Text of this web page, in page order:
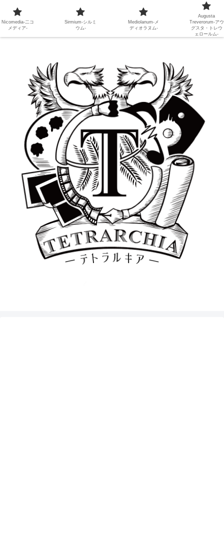
Nicomedia-二コ
メディア-
Sirmium-シルミ
ウム-
Mediolanum-メ
ディオラヌム-
Augusta
Treverorum-アウ
グスタ・トレウ
ェロールム-